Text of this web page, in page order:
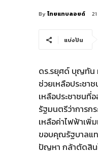
By ไทยแทบลอยด์
แบ่งปัน
ดร.รยุศด์ บุญทัน
ช่วยเหลือประชา
เหลือประชาชนที่
รัฐมนตรีว่าการก
เหลือค่าไฟฟ้าเพิ่
ขอบคุณรัฐบาลแท
ปัญหา กล้าตัดสิน